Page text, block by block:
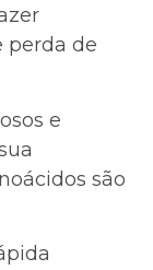
perda de
e
são